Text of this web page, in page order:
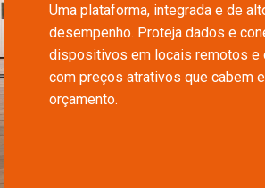
Uma plataforma, integrada e de
desempenho. Proteja dados e
dispositivos em locais remotos e
com preços atrativos que cabem
orçamento.